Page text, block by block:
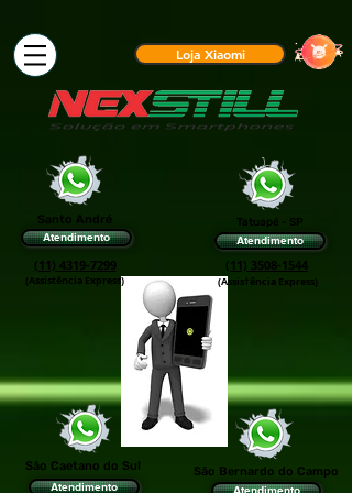
Loja Xiaomi
Santo André
Atendimento
(11) 4319-7299
(Assistência Express)
Tatuapé - SP
Atendimento
(11) 3508-1544
(Assis†ência Express)
São Bernardo do Campo
Atendimento
São Caetano do Sul
Atendimento